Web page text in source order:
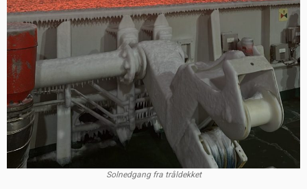
Solnedgang fra tråldekket